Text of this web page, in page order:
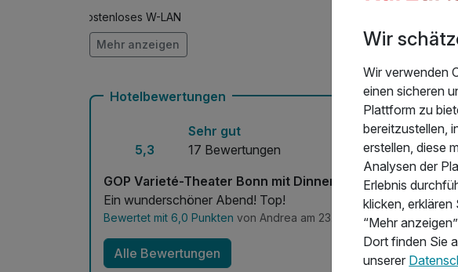
Kostenloses W-LAN
Mit Hotelbar
Mehr anzeigen
Hotelbewertungen
5,3
Sehr gut
17 Bewertungen
GOP Varieté-Theater Bonn mit Dinner
Ein wunderschöner Abend! Top!
Bewertet mit 6,0 Punkten von Andrea am 23.09.2025
Alle Bewertungen
Wir
Wir verwenden
einen sicheren
Plattform zu
bereitzustellen,
erstellen, diese
Analysen der
Erlebnis
klicken,
“Mehr
Dort finden Sie
unserer